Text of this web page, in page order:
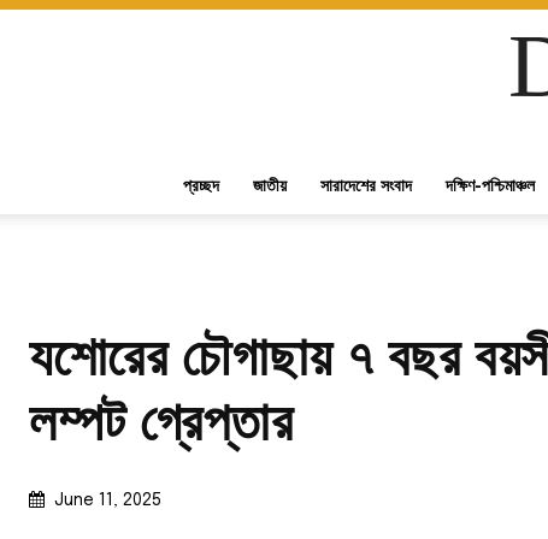
প্রচ্ছদ জাতীয় সারাদেশের সংবাদ দক্ষিণ-পশ্চিমাঞ্চল
যশোরের চৌগাছায় ৭ বছর
লম্পট গ্রেপ্তার
June 11, 2025